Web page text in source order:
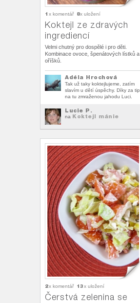
1 x komentář 8x uložení
Koktejl ze zdravých
ingrediencí
Velmi chutný pro dospělé i pro děti.
Kombinace ovoce, špenátových lístků a
oříšků.
Adéla Hrochová
Tak už taky koktejlujeme, zatím
slavím u dětí úspěchy. Díky za tip
na tu zmraženou jahodu Luci.
Lucie P.
na Koktejl mánie
2x komentář 13x uložení
Čerstvá zelenina se